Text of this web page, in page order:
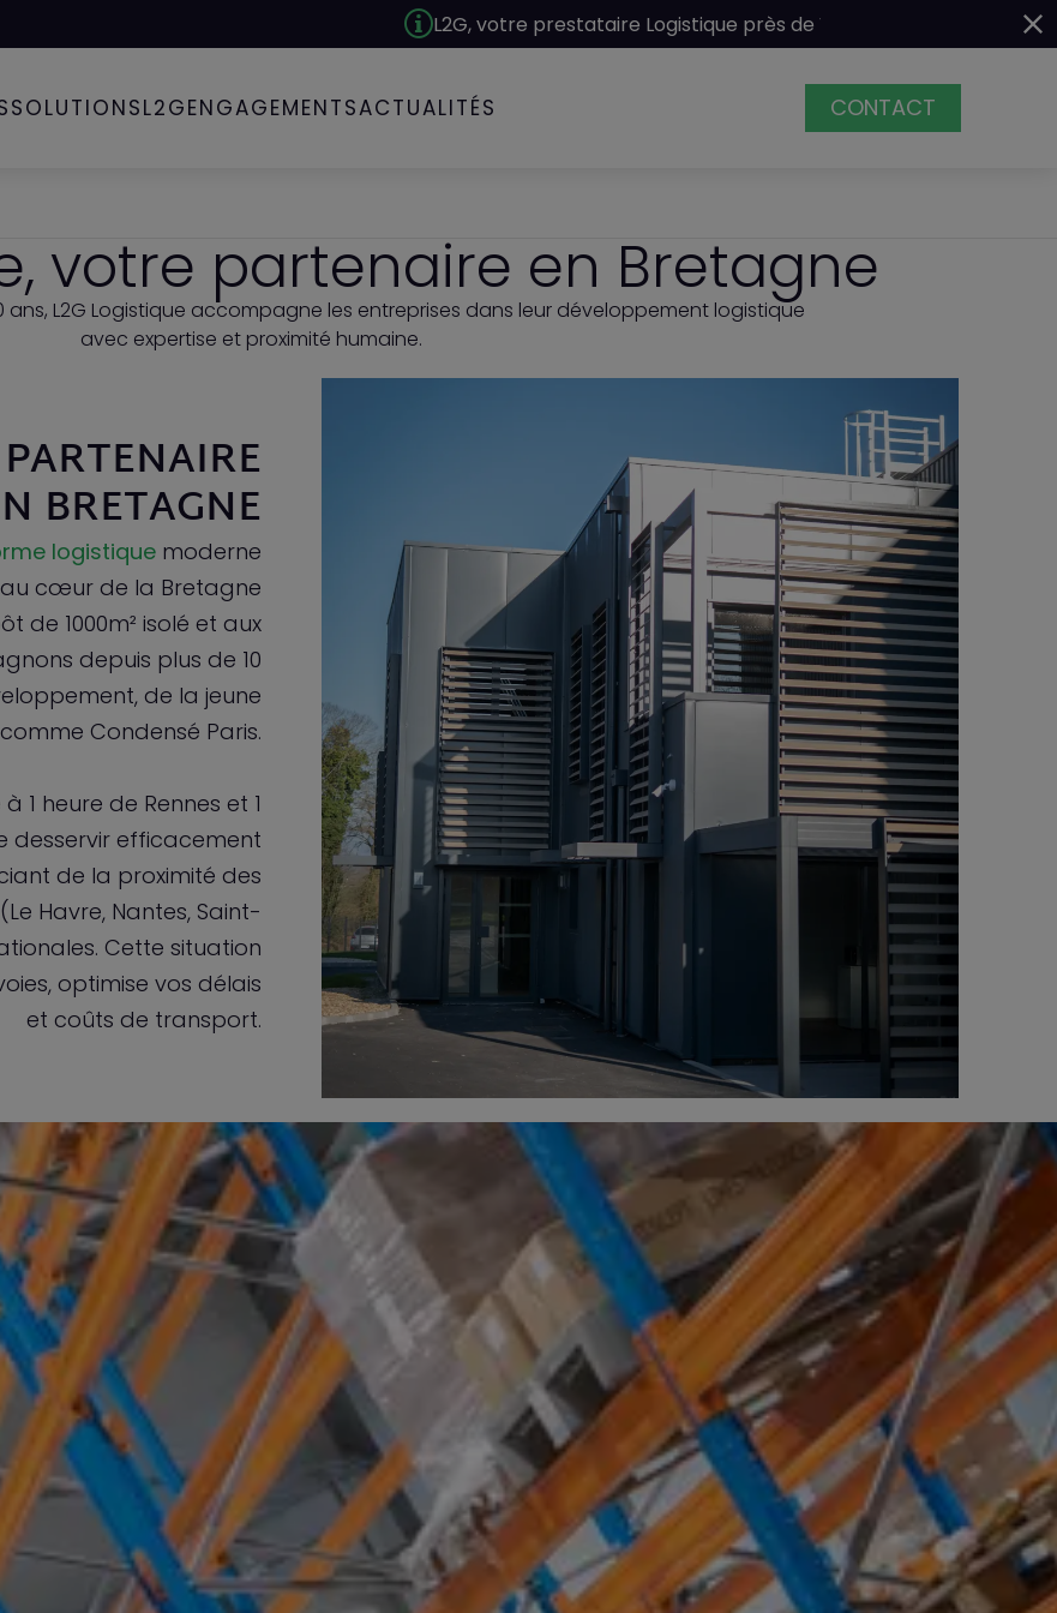
L2G, votre prestataire Logistique près de Vannes
SOLUTIONSL2GENGAGEMENTSACTUALITÉS CONTACT
BESOINS
ENGAGEMENTS
ACTUALITÉS
Contact
Accès
votre partenaire en Bretagne
ans, L2G Logistique accompagne les entreprises dans leur développement logistique
avec expertise et proximité humaine.
BRETAGNE
logistique moderne
cœur de la Bretagne
de 1000m² isolé et aux
depuis plus de 10
de la jeune
Condensé Paris.
1 heure de Rennes et 1
desservir efficacement
de la proximité des
Havre, Nantes, Saint-
Cette situation
optimise vos délais
et coûts de transport.